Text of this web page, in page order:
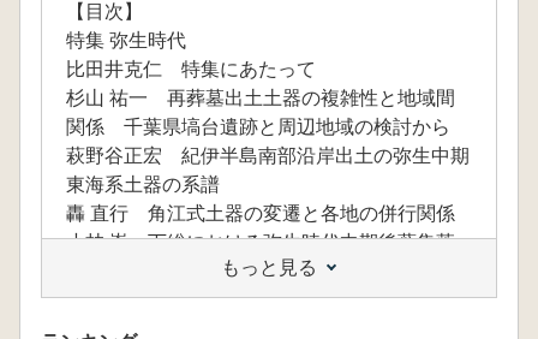
【目次】
特集 弥生時代
比田井克仁 特集にあたって
杉山 祐一 再葬墓出土土器の複雑性と地域間
関係 千葉県塙台遺跡と周辺地域の検討から
萩野谷正宏 紀伊半島南部沿岸出土の弥生中期
東海系土器の系譜
轟 直行 角江式土器の変遷と各地の併行関係
小林 嵩 下総における弥生時代中期後葉集落
白石 哲也 弥生時代における鳥形土製品の役
もっと見る